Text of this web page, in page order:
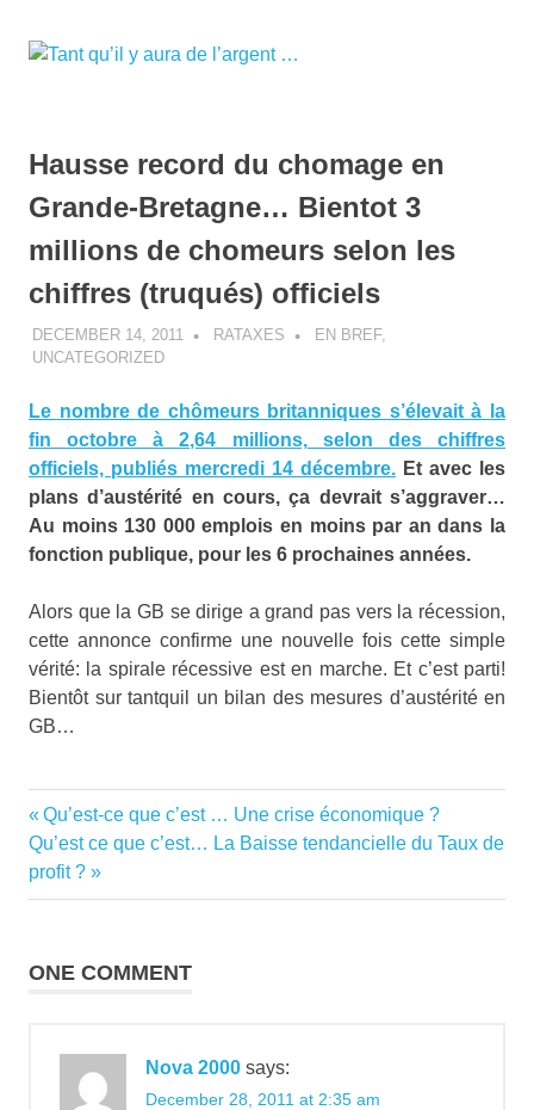
y
aura
de
l’argent
…
en
aura
pas
pour
tout
le
monde
Hausse record du chomage en
Grande-Bretagne… Bientot 3
millions de chomeurs selon les
chiffres (truqués) officiels
DECEMBER 14, 2011 RATAXES EN BREF,
UNCATEGORIZED
Le nombre de chômeurs britanniques s’élevait à la
fin octobre à 2,64 millions, selon des chiffres
officiels, publiés mercredi 14 décembre. Et avec les
plans d’austérité en cours, ça devrait s’aggraver…
Au moins 130 000 emplois en moins par an dans la
fonction publique, pour les 6 prochaines années.
Alors que la GB se dirige a grand pas vers la récession,
cette annonce confirme une nouvelle fois cette simple
vérité: la spirale récessive est en marche. Et c’est parti!
Bientôt sur tantquil un bilan des mesures d’austérité en
GB…
Post
navigation
Previous
Post:
Qu’est-ce que c’est … Une crise économique ?
Next
Post:
Qu’est ce que c’est… La Baisse tendancielle du Taux de
profit ?
ONE COMMENT
Nova 2000 says:
December 28, 2011 at 2:35 am